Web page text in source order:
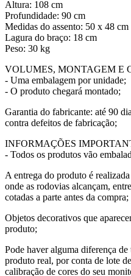
Altura: 108 cm
Profundidade: 90 cm
Medidas do assento: 50 x 48 cm
Lagura do braço: 18 cm
Peso: 30 kg
VOLUMES, MONTAGEM E
- Uma embalagem por unidade;
- O produto chegará montado;
Garantia do fabricante: até 90
contra defeitos de fabricação;
INFORMAÇÕES
- Todos os produtos vão
A entrega do produto é
onde as rodovias alcançam,
cotadas a parte antes da compra;
Objetos decorativos que
produto;
Pode haver alguma diferença
produto real, por conta de lote
calibração de cores do seu